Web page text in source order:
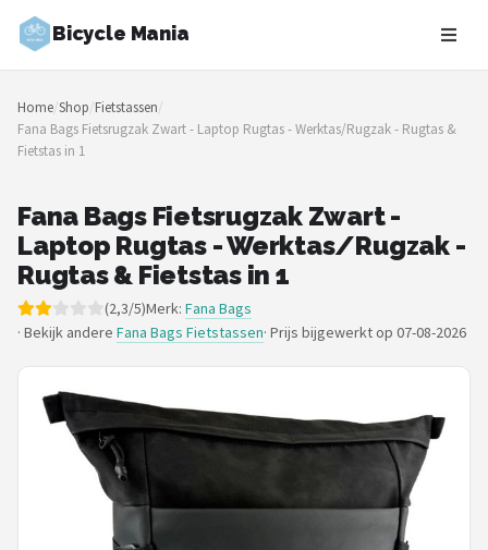
Bicycle Mania
Zoeken
NAVIGATIE
Shop
Merken
Blog
Fietsroutes
Kinderfietsen
Stadsfietsen
Elektrische fietsen
Mountainbikes
Home/Shop/Fietstassen/
Fana Bags Fietsrugzak Zwart - Laptop Rugtas - Werktas/Rugzak - Rugtas &
Fietstas in 1
Fana Bags Fietsrugzak Zwart -
Laptop Rugtas - Werktas/Rugzak -
Rugtas & Fietstas in 1
(2,3/5)Merk: Fana Bags
· Bekijk andere Fana Bags Fietstassen· Prijs bijgewerkt op 07-08-2026